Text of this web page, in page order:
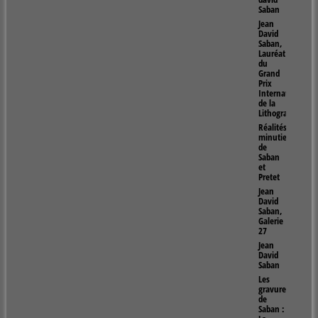
Saban
Jean
David
Saban,
Lauréat
du
Grand
Prix
Internationnal
de la
Lithographie
Réalités
minutieuses
de
Saban
et
Pretet
Jean
David
Saban,
Galerie
27
Jean
David
Saban
Les
gravures
de
Saban :